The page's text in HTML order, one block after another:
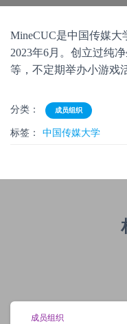
MineCUC是中国传媒大
2023年6月。创立过纯
等，不定期举办小游戏
分类： 成员组织
标签： 中国传媒大学
成员组织